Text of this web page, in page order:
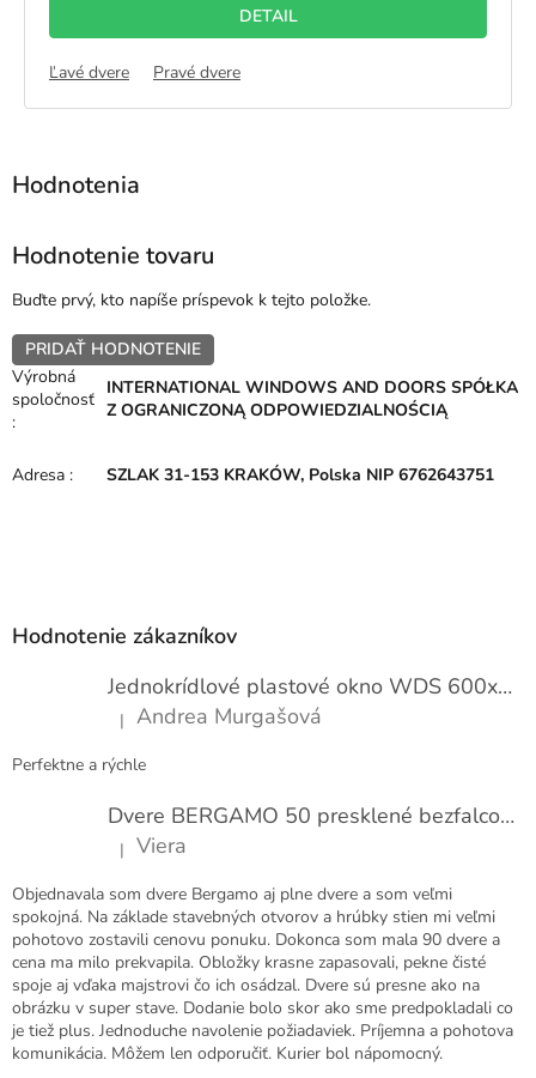
laminácia ZVONKU - ZLATÝ DUB
DETAIL
Ľavé dvere Pravé dvere
Hodnotenie tovaru
Buďte prvý, kto napíše príspevok k tejto položke.
PRIDAŤ HODNOTENIE
Výrobná
spoločnosť
:
INTERNATIONAL WINDOWS AND DOORS SPÓŁKA
Z OGRANICZONĄ ODPOWIEDZIALNOŚCIĄ
Adresa : SZLAK 31-153 KRAKÓW, Polska NIP 6762643751
Hodnotenie zákazníkov
Jednokrídlové plastové okno WDS 600x1000
Hodnotenie produktu je 5 z 5 hviezdičiek.
| Andrea Murgašová
Perfektne a rýchle
Dvere BERGAMO 50 presklené bezfalcové EXTRA
Hodnotenie produktu je 5 z 5 hviezdičiek.
| Viera
Objednavala som dvere Bergamo aj plne dvere a som veľmi
spokojná. Na základe stavebných otvorov a hrúbky stien mi veľmi
pohotovo zostavili cenovu ponuku. Dokonca som mala 90 dvere a
cena ma milo prekvapila. Obložky krasne zapasovali, pekne čisté
spoje aj vďaka majstrovi čo ich osádzal. Dvere sú presne ako na
obrázku v super stave. Dodanie bolo skor ako sme predpokladali co
je tiež plus. Jednoduche navolenie požiadaviek. Príjemna a pohotova
komunikácia. Môžem len odporučiť. Kurier bol nápomocný.